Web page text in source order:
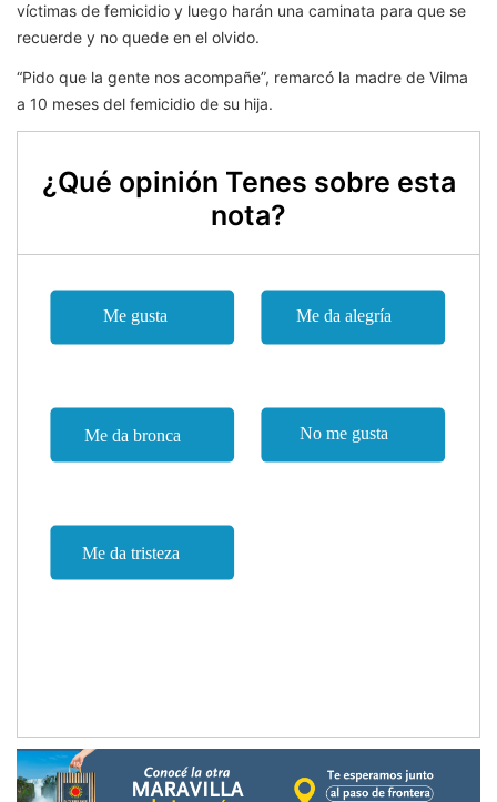
víctimas de femicidio y luego harán una caminata para que se
recuerde y no quede en el olvido.
“Pido que la gente nos acompañe”, remarcó la madre de Vilma
a 10 meses del femicidio de su hija.
¿Qué opinión Tenes sobre esta
nota?